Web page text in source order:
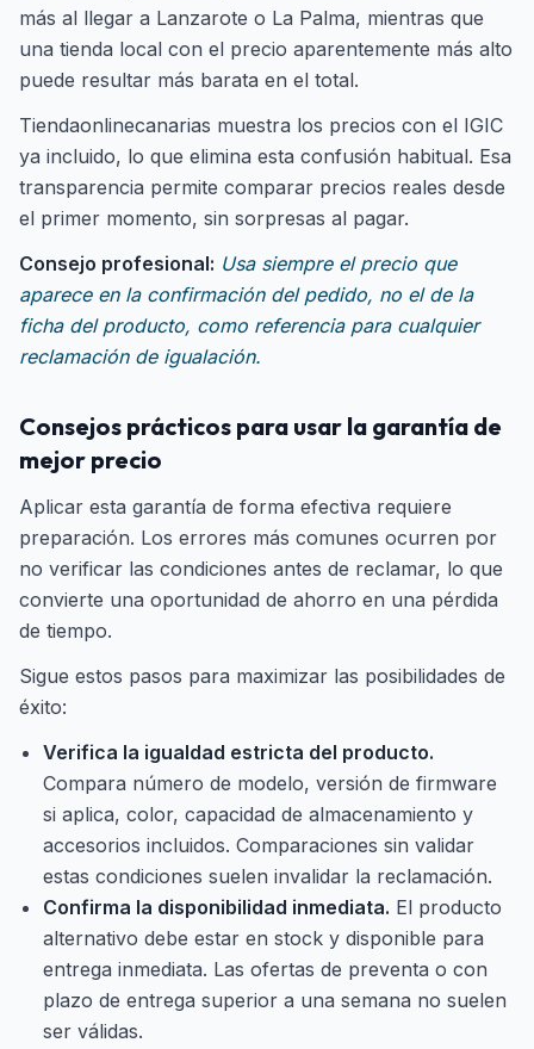
más al llegar a Lanzarote o La Palma, mientras que
una tienda local con el precio aparentemente más alto
puede resultar más barata en el total.
Tiendaonlinecanarias muestra los precios con el IGIC
ya incluido, lo que elimina esta confusión habitual. Esa
transparencia permite comparar precios reales desde
el primer momento, sin sorpresas al pagar.
Consejo profesional: Usa siempre el precio que
aparece en la confirmación del pedido, no el de la
ficha del producto, como referencia para cualquier
reclamación de igualación.
Consejos prácticos para usar la garantía de
mejor precio
Aplicar esta garantía de forma efectiva requiere
preparación. Los errores más comunes ocurren por
no verificar las condiciones antes de reclamar, lo que
convierte una oportunidad de ahorro en una pérdida
de tiempo.
Sigue estos pasos para maximizar las posibilidades de
éxito:
Verifica la igualdad estricta del producto.
Compara número de modelo, versión de firmware
si aplica, color, capacidad de almacenamiento y
accesorios incluidos. Comparaciones sin validar
estas condiciones suelen invalidar la reclamación.
Confirma la disponibilidad inmediata. El producto
alternativo debe estar en stock y disponible para
entrega inmediata. Las ofertas de preventa o con
plazo de entrega superior a una semana no suelen
ser válidas.